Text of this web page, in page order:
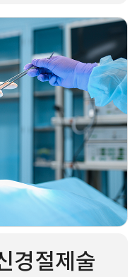
경절제술